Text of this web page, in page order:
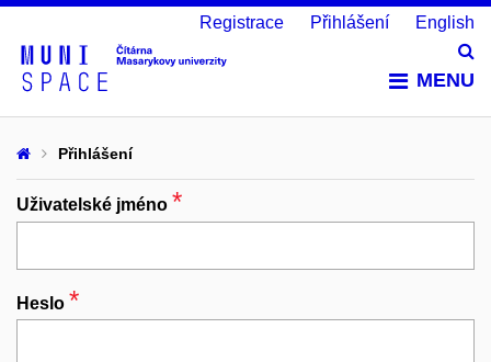
MENU
Registrace Přihlášení English
Přihlášení
Uživatelské jméno *
Heslo *